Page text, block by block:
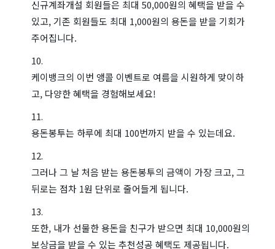
신규계좌개설 회원들은 최대 50,000원의 혜택을 받을 수
있고, 기존 회원들도 최대 1,000원의 용돈을 받을 기회가
주어집니다.
케이뱅크의 이번 앵콜 이벤트로 여름을 시원하게 맞이하
고, 다양한 혜택을 경험해보세요!
용돈봉투는 하루에 최대 100번까지 받을 수 있는데요.
그러나 그 날 처음 받는 용돈봉투의 금액이 가장 크고, 그
뒤로는 점차 1원 단위로 줄어들게 됩니다.
또한, 내가 선물한 용돈을 친구가 받으면 최대 10,000원의
보상금을 받을 수 있는 추천성공 혜택도 제공됩니다.